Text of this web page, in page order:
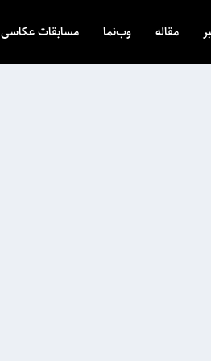
مقاله وب‌نما مسابقات عکاسی